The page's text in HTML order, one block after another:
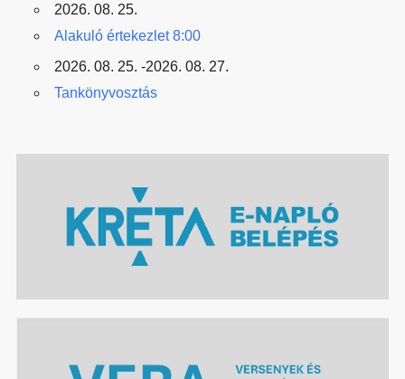
2026. 08. 25.
Alakuló értekezlet 8:00
2026. 08. 25. -2026. 08. 27.
Tankönyvosztás